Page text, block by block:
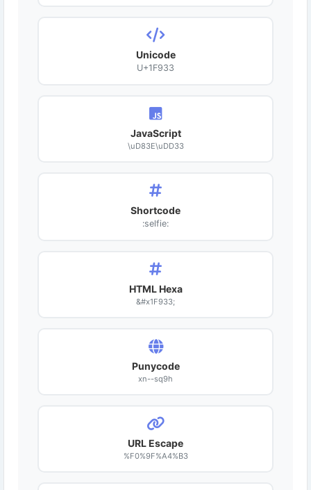
Unicode
U+1F933
JavaScript
\uD83E\uDD33
Shortcode
:selfie:
HTML Hexa
&#x1F933;
Punycode
xn--sq9h
URL Escape
%F0%9F%A4%B3